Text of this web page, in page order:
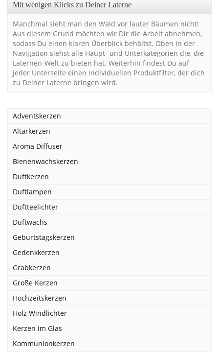
Mit wenigen Klicks zu Deiner Laterne
Manchmal sieht man den Wald vor lauter Bäumen nicht!
Aus diesem Grund möchten wir Dir die Arbeit abnehmen,
sodass Du einen klaren Überblick behältst. Oben in der
Navigation siehst alle Haupt- und Unterkategorien die, die
Laternen-Welt zu bieten hat. Weiterhin findest Du auf
jeder Unterseite einen individuellen Produktfilter, der dich
zu Deiner Laterne bringen wird.
Adventskerzen
Altarkerzen
Aroma Diffuser
Bienenwachskerzen
Duftkerzen
Duftlampen
Duftteelichter
Duftwachs
Geburtstagskerzen
Gedenkkerzen
Grabkerzen
Große Kerzen
Hochzeitskerzen
Holz Windlichter
Kerzen im Glas
Kommunionkerzen